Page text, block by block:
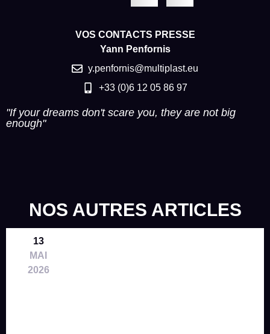
VOS CONTACTS PRESSE
Yann Penfornis
y.penfornis@multiplast.eu
+33 (0)6 12 05 86 97
"If your dreams don't scare you, they are not big
enough"
NOS AUTRES ARTICLES
13
MAI
2026